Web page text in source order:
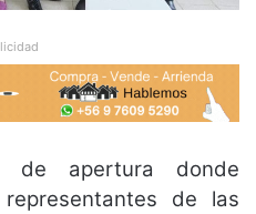
de apertura donde
de las